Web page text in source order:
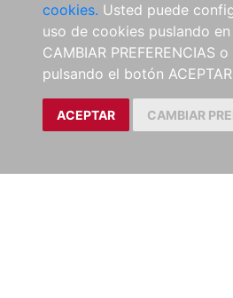
cookies. Usted puede
uso de cookies puslando
CAMBIAR PREFERENCIAS
pulsando el botón
ACEPTAR CAMBIAR